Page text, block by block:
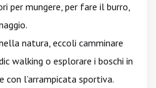
per mungere, per fare il burro,
natura, eccoli camminare
walking o esplorare i boschi in
con l’arrampicata sportiva.